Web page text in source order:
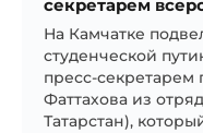
секретарем
На Камчатке
студенческой
пресс-секретарем
Фаттахова из
Татарстан),